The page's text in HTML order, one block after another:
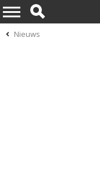
Nieuws